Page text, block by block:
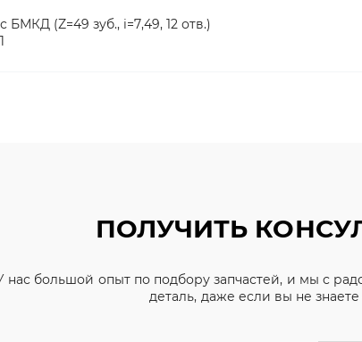
(Z=49 зуб., i=7,49, 12 отв.)
ПОЛУЧИТЬ
нас большой опыт по подбору запчастей, и мы с
деталь, даже если вы не